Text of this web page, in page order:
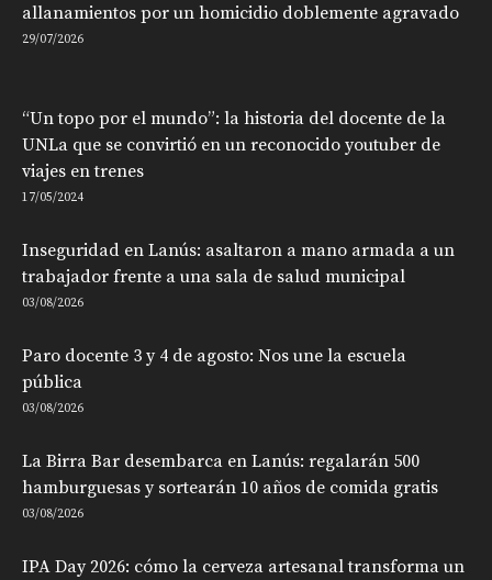
allanamientos por un homicidio doblemente agravado
29/07/2026
“Un topo por el mundo”: la historia del docente de la
UNLa que se convirtió en un reconocido youtuber de
viajes en trenes
17/05/2024
Inseguridad en Lanús: asaltaron a mano armada a un
trabajador frente a una sala de salud municipal
03/08/2026
Paro docente 3 y 4 de agosto: Nos une la escuela
pública
03/08/2026
La Birra Bar desembarca en Lanús: regalarán 500
hamburguesas y sortearán 10 años de comida gratis
03/08/2026
IPA Day 2026: cómo la cerveza artesanal transforma un